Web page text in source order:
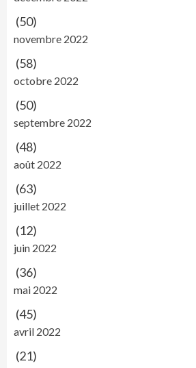
(50)
novembre 2022
(58)
octobre 2022
(50)
septembre 2022
(48)
août 2022
(63)
juillet 2022
(12)
juin 2022
(36)
mai 2022
(45)
avril 2022
(21)